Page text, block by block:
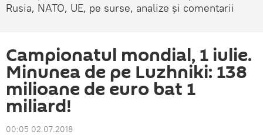
Rusia, NATO, UE, pe surse, analize și comentarii
Campionatul mondial, 1 iulie.
Minunea de pe Luzhniki: 138
milioane de euro bat 1
miliard!
00:05 02.07.2018